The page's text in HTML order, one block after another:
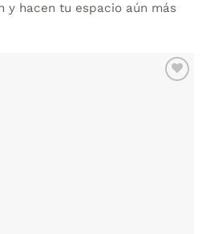
y hacen tu espacio aún más